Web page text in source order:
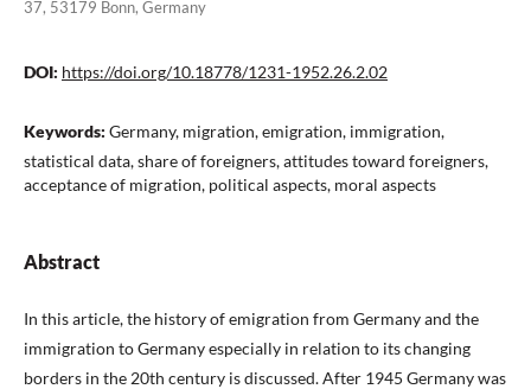
37, 53179 Bonn, Germany
DOI: https://doi.org/10.18778/1231-1952.26.2.02
Keywords: Germany, migration, emigration, immigration,
statistical data, share of foreigners, attitudes toward foreigners,
acceptance of migration, political aspects, moral aspects
Abstract
In this article, the history of emigration from Germany and the
immigration to Germany especially in relation to its changing
borders in the 20th century is discussed. After 1945 Germany was